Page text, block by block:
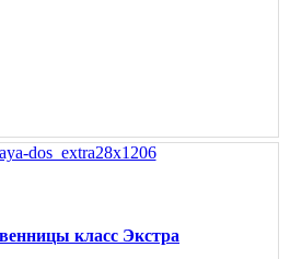
класс Экстра